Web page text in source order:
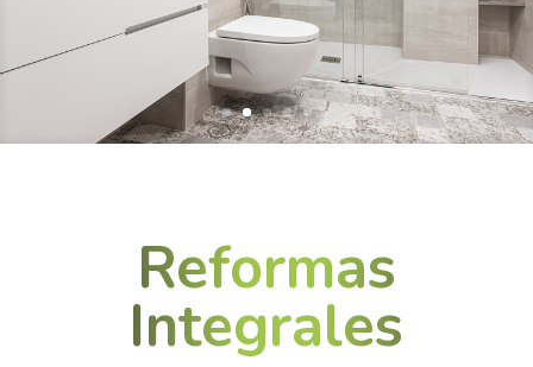
Reformas
Integrales